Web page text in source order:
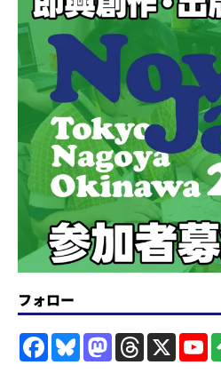
フォロー
F
a
B
M
a
T
h
X
Y
o